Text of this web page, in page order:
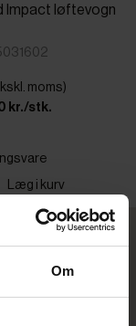
Om
Impact løftevogn
moms)
kr./stk.
Læg i kurv